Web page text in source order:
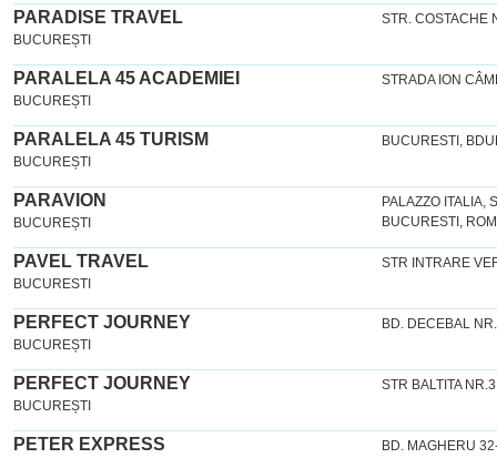
PARADISE TRAVEL
BUCUREȘTI
STR. COSTACHE
PARALELA 45 ACADEMIEI
BUCUREȘTI
STRADA ION
PARALELA 45 TURISM
BUCUREȘTI
BUCURESTI,
PARAVION
BUCUREȘTI
PALAZZO ITALIA,
BUCURESTI,
PAVEL TRAVEL
BUCURESTI
STR INTRARE
PERFECT JOURNEY
BUCUREȘTI
BD. DECEBAL
PERFECT JOURNEY
BUCUREȘTI
STR BALTITA NR.3
PETER EXPRESS BD. MAGHERU